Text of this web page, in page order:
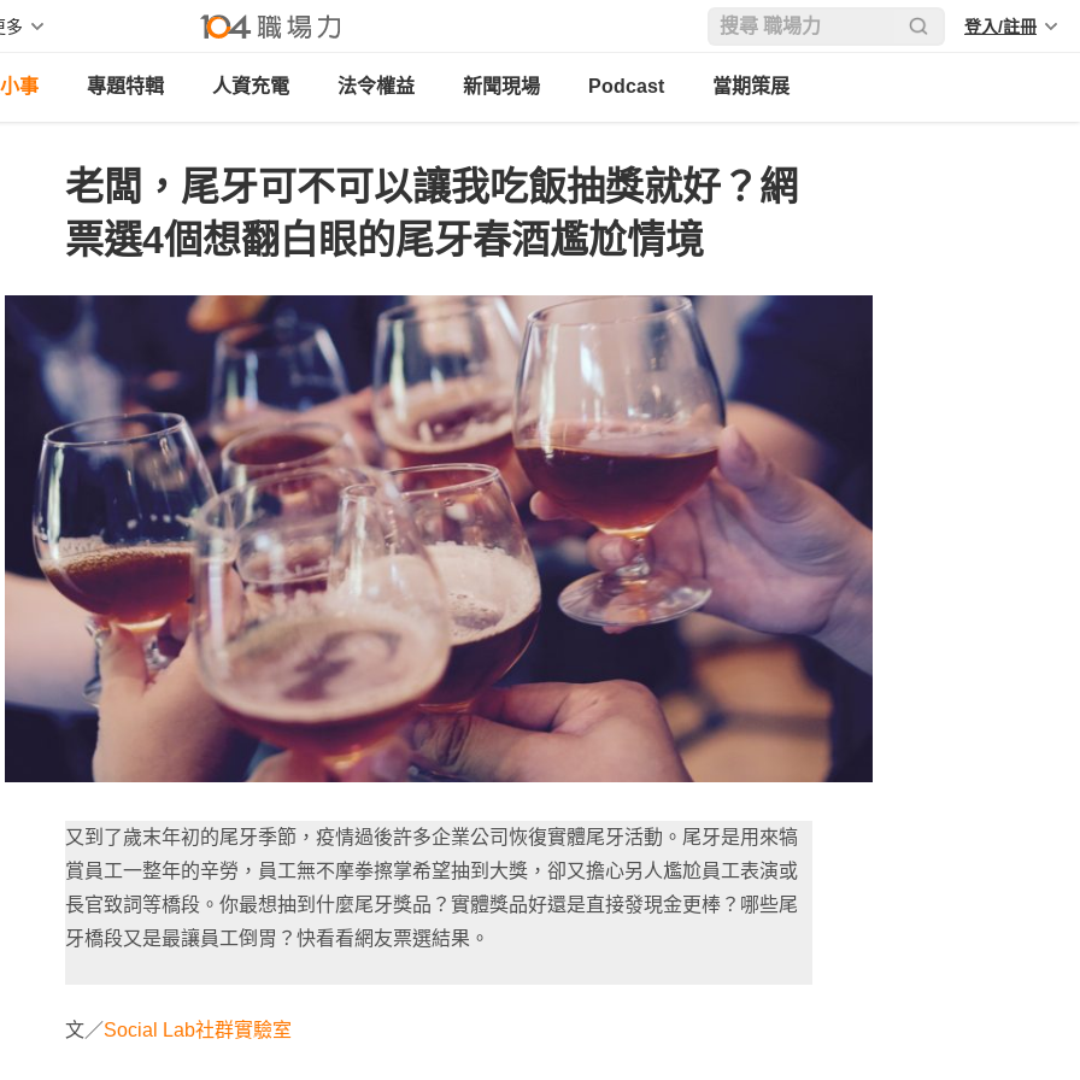
多 登入/註冊
事 專題特輯 人資充電 法令權益 新聞現場 Podcast 當期策展
老闆，尾牙可不可以讓我吃飯抽獎就好？網
票選4個想翻白眼的尾牙春酒尷尬情境
又到了歲末年初的尾牙季節，疫情過後許多企業公司恢復實體尾牙活動。尾牙是用來犒
賞員工一整年的辛勞，員工無不摩拳擦掌希望抽到大獎，卻又擔心另人尷尬員工表演或
長官致詞等橋段。你最想抽到什麼尾牙獎品？實體獎品好還是直接發現金更棒？哪些尾
牙橋段又是最讓員工倒胃？快看看網友票選結果。
文／Social Lab社群實驗室